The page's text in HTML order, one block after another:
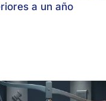
a un año